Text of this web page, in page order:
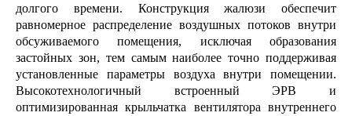
долгого времени. Конструкция жалюзи обеспечит
равномерное распределение воздушных потоков внутри
обсуживаемого помещения, исключая образования
застойных зон, тем самым наиболее точно поддерживая
установленные параметры воздуха внутри помещении.
Высокотехнологичный встроенный ЭРВ и
оптимизированная крыльчатка вентилятора внутреннего